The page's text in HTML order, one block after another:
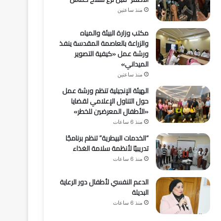
منذ ساعتين
مكتب وزارة البيئة والمياه
والزراعة بالعاصمة المقدسة ينفذ
ورشة عمل «كيفية التصوير
الميداني»
منذ ساعتين
الهيئة الإنجيلية تنظم ورشة عمل
حول التناول الإعلامي لقضايا
«الأطفال المعرضين للخطر»
منذ 6 ساعات
“الخدمات البيطرية” تنظم برنامجًا
تدريبيًا لأنظمة سلامة الغذاء
منذ 6 ساعات
الدعم النفسي لأطفال دور الرعاية
البديلة
منذ 6 ساعات